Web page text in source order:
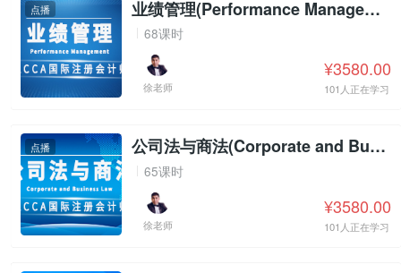
点播 业绩管理(Performance Management)
68课时
徐老师
¥3580.00
101人正在学习
点播 公司法与商法(Corporate and Business Law)
65课时
徐老师
¥3580.00
101人正在学习